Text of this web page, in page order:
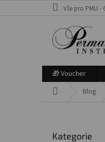
Vše pro PMU -
🎁 Voucher
Blog
kategorie
Kategorie